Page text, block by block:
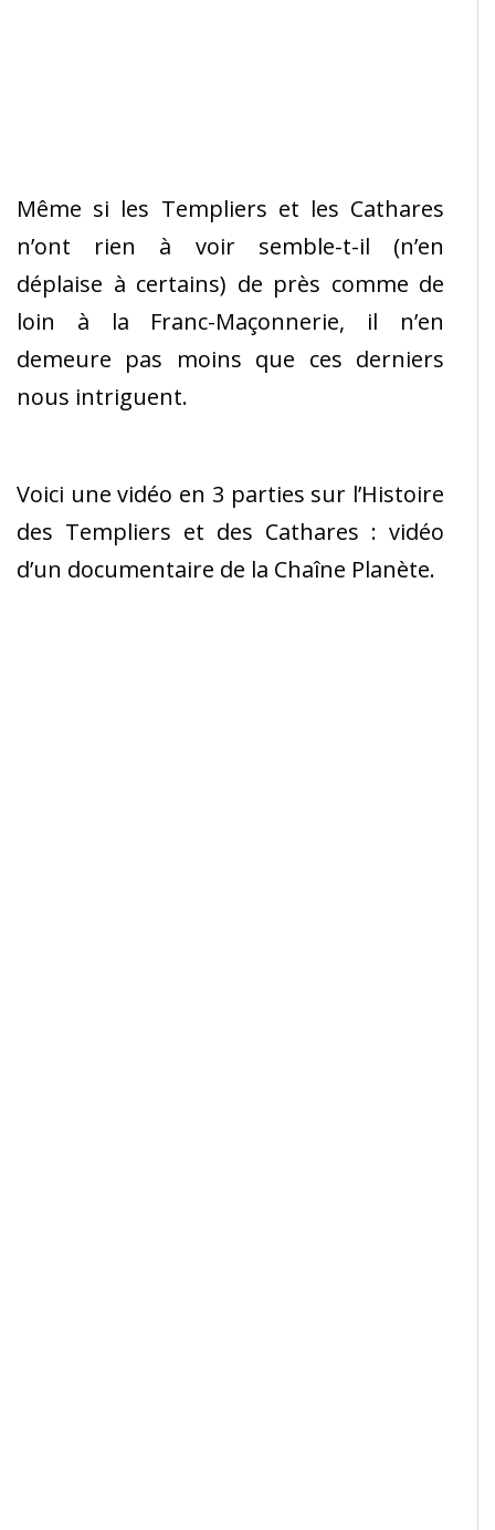
Même si les Templiers et les Cathares
n’ont rien à voir semble-t-il (n’en
déplaise à certains) de près comme de
loin à la Franc-Maçonnerie, il n’en
demeure pas moins que ces derniers
nous intriguent.
Voici une vidéo en 3 parties sur l’Histoire
des Templiers et des Cathares : vidéo
d’un documentaire de la Chaîne Planète.